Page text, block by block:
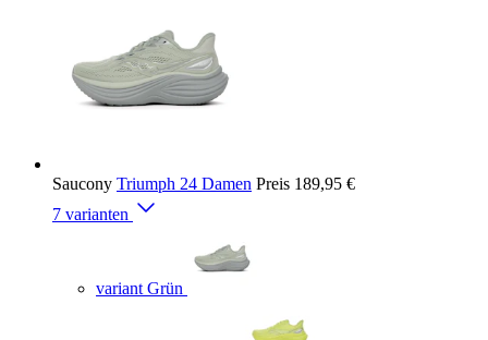
Saucony Triumph 24 Damen Preis 189,95 €
7 varianten
variant Grün